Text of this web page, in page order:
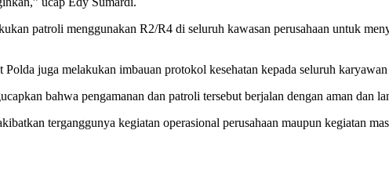
patroli menggunakan R2/R4 di seluruh kawasan perusahaan untuk
juga melakukan imbauan protokol kesehatan kepada seluruh
bahwa pengamanan dan patroli tersebut berjalan dengan aman dan
terganggunya kegiatan operasional perusahaan maupun kegiatan